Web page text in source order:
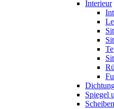
Interieur
Spiegel